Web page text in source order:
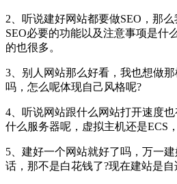
2、听说建好网站都要做SEO，那
SEO必要的功能以及注意事项是什
的也很多。
3、别人网站那么好看，我也想做
吗，怎么呢体现自己风格呢?
4、听说网站跟什么网站打开速度
什么服务器呢，虚拟主机还是ECS
5、建好一个网站就好了吗，万一
话，那不是白花钱了?现在建站是自